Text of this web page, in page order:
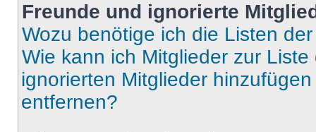
Freunde und ignorierte
Wozu benötige ich die Listen
Wie kann ich Mitglieder zur
ignorierten Mitglieder
entfernen?